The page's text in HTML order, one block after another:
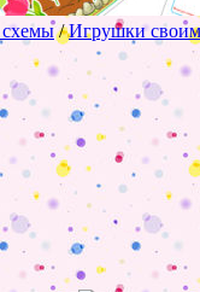
/Игрушки